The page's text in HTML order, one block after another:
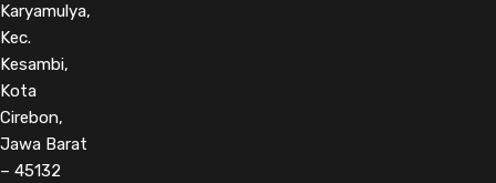
Karyamulya,
Kec.
Kesambi,
Kota
Cirebon,
Jawa Barat
– 45132